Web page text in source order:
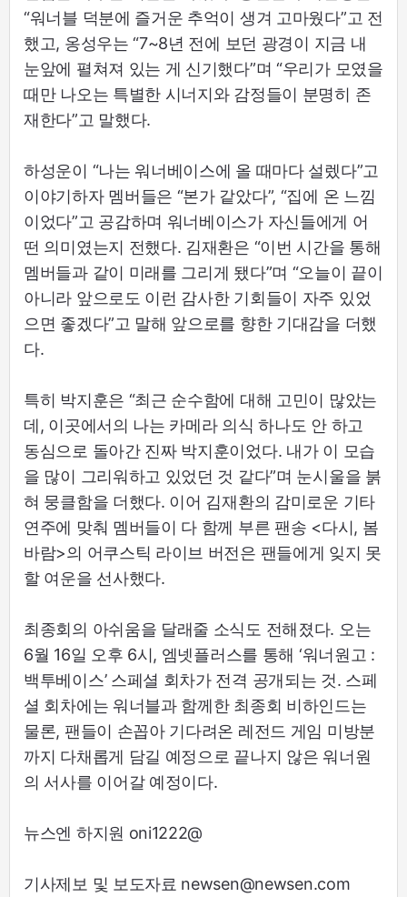
“워너블 덕분에 즐거운 추억이 생겨 고마웠다”고 전
했고, 옹성우는 “7~8년 전에 보던 광경이 지금 내
눈앞에 펼쳐져 있는 게 신기했다”며 “우리가 모였을
때만 나오는 특별한 시너지와 감정들이 분명히 존
재한다”고 말했다.
하성운이 “나는 워너베이스에 올 때마다 설렜다”고
이야기하자 멤버들은 “본가 같았다”, “집에 온 느낌
이었다”고 공감하며 워너베이스가 자신들에게 어
떤 의미였는지 전했다. 김재환은 “이번 시간을 통해
멤버들과 같이 미래를 그리게 됐다”며 “오늘이 끝이
아니라 앞으로도 이런 감사한 기회들이 자주 있었
으면 좋겠다”고 말해 앞으로를 향한 기대감을 더했
다.
특히 박지훈은 “최근 순수함에 대해 고민이 많았는
데, 이곳에서의 나는 카메라 의식 하나도 안 하고
동심으로 돌아간 진짜 박지훈이었다. 내가 이 모습
을 많이 그리워하고 있었던 것 같다”며 눈시울을 붉
혀 뭉클함을 더했다. 이어 김재환의 감미로운 기타
연주에 맞춰 멤버들이 다 함께 부른 팬송 <다시, 봄
바람>의 어쿠스틱 라이브 버전은 팬들에게 잊지 못
할 여운을 선사했다.
최종회의 아쉬움을 달래줄 소식도 전해졌다. 오는
6월 16일 오후 6시, 엠넷플러스를 통해 ‘워너원고 :
백투베이스’ 스페셜 회차가 전격 공개되는 것. 스페
셜 회차에는 워너블과 함께한 최종회 비하인드는
물론, 팬들이 손꼽아 기다려온 레전드 게임 미방분
까지 다채롭게 담길 예정으로 끝나지 않은 워너원
의 서사를 이어갈 예정이다.
뉴스엔 하지원 oni1222@
기사제보 및 보도자료 newsen@newsen.com